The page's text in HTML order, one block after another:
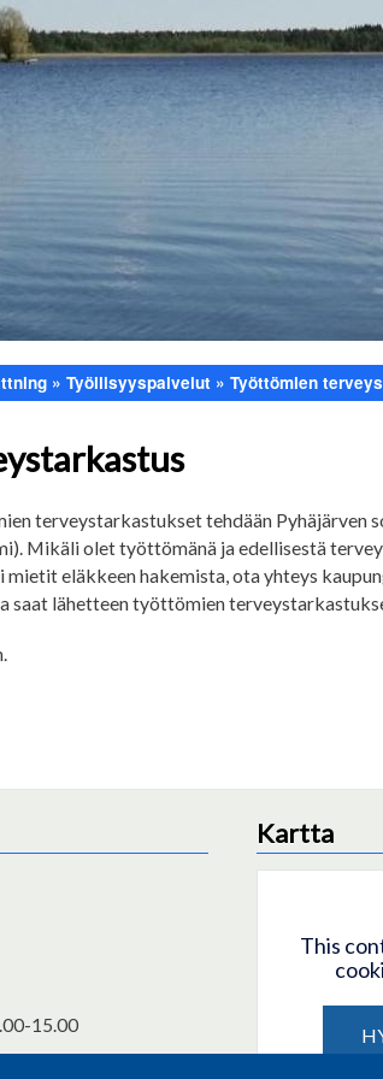
Työllisyyspalvelut Työttömien
terveystarkastukset tehdään Pyhäjärven
Mikäli olet työttömänä ja edellisestä
mietit eläkkeen hakemista, ota yhteys
lähetteen työttömien
15.00
Kartta
This